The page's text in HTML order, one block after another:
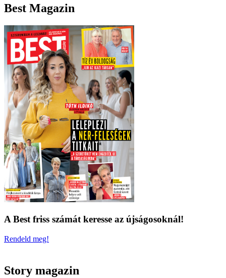
Best Magazin
A Best friss számát keresse az újságosoknál!
Rendeld meg!
Story magazin